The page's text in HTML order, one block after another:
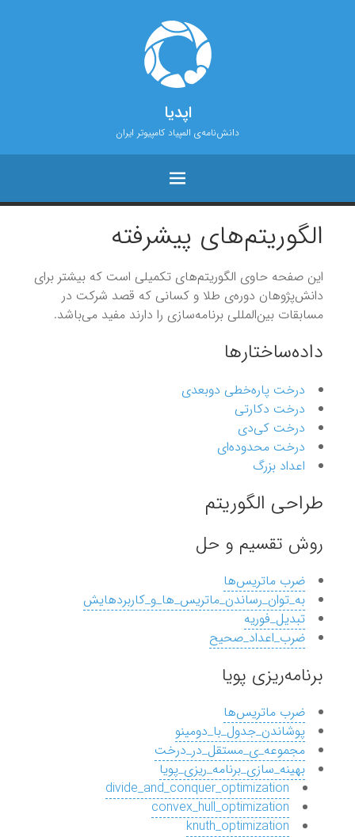
اپدیا
دانش‌نامه‌ی المپیاد کامپیوتر ایران
الگوریتم‌های پیشرفته
این صفحه حاوی الگوریتم‌های تکمیلی است که بیشتر برای
دانش‌پژوهان دوره‌ی طلا و کسانی که قصد شرکت در
مسابقات ‌بین‌المللی برنامه‌سازی را دارند مفید می‌باشد.
داده‌ساختارها
درخت پاره‌خطی دوبعدی
درخت دکارتی
درخت کی‌دی
درخت محدوده‌ای
اعداد بزرگ
طراحی الگوریتم
روش تقسیم و حل
ضرب ماتریس‌ها
به_توان_رساندن_ماتریس_ها_و_کاربردهایش
تبدیل_فوریه
ضرب_اعداد_صحیح
برنامه‌ریزی پویا
ضرب ماتریس‌ها
پوشاندن_جدول_با_دومینو
مجموعه_ی_مستقل_در_درخت
بهینه_سازی_برنامه_ریزی_پویا
divide_and_conquer_optimization
convex_hull_optimization
knuth_optimization